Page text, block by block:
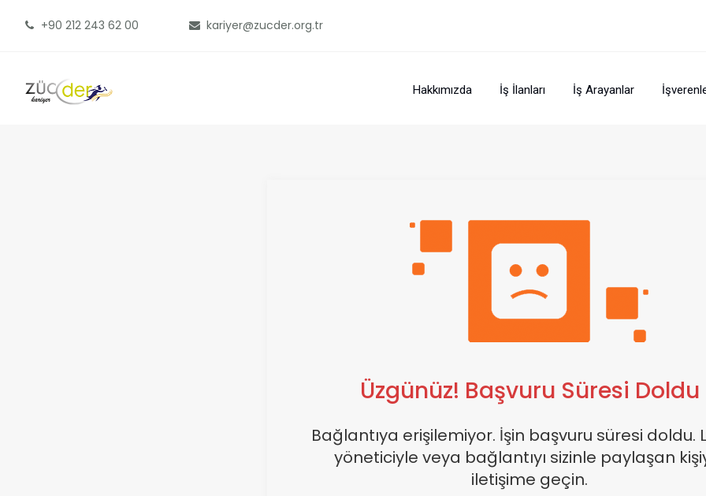
+90 212 243 62 00 kariyer@zucder.org.tr
Hakkımızda İş İlanları İş Arayanlar
Üzgünüz! Başvuru Süresi Doldu
Bağlantıya erişilemiyor. İşin başvuru süresi doldu.
yöneticiyle veya bağlantıyı sizinle paylaşan
iletişime geçin.